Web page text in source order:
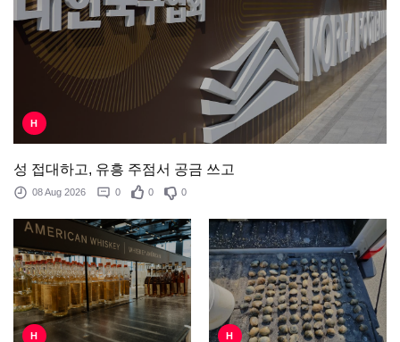
H
성 접대하고, 유흥 주점서 공금 쓰고
08 Aug 2026 0 0 0
H H